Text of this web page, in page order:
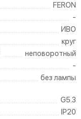
FERON
-
ИВО
круг
неповоротный
-
без лампы
G5.3
IP20